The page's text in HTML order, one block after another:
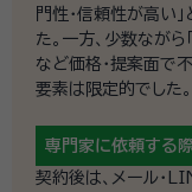
門性・信頼性が高い
た。一方、少数ながら
など価格・提案面で
要素は限定的でした。
専門家に依頼する
契約後は、メール・